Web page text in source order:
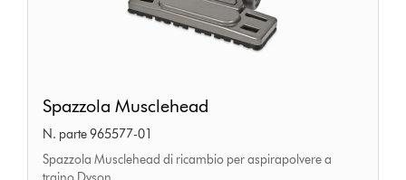
Musclehead
Spazzola Musclehead
N. parte 965577-01
Spazzola Musclehead di ricambio per aspirapolvere a